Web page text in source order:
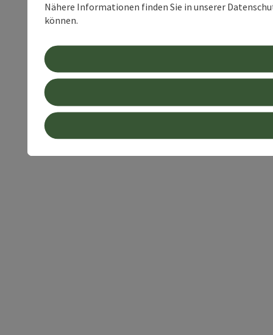
Nähere Informationen finden Sie in unserer
können.